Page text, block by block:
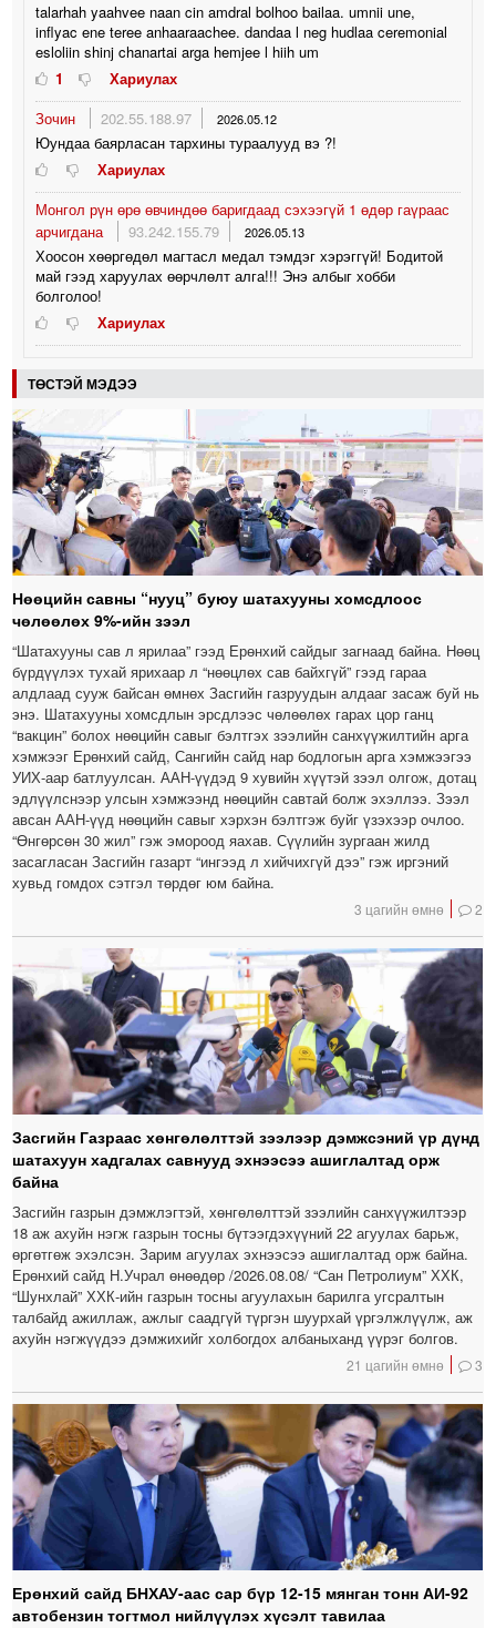
talarhah yaahvee naan cin amdral bolhoo bailaa. umnii une,
inflyac ene teree anhaaraachee. dandaa l neg hudlaa ceremonial
esloliin shinj chanartai arga hemjee l hiih um
1
Хариулах
Зочин
202.55.188.97 2026.05.12
Юундаа баярласан тархины тураалууд вэ ?!
Хариулах
Монгол рүн өрө өвчиндөө баригдаад сэхээгүй 1 өдөр гаүраас
арчигдана
93.242.155.79 2026.05.13
Хоосон хөөргөдөл магтасл медал тэмдэг хэрэггүй! Бодитой
май гээд харуулах өөрчлөлт алга!!! Энэ албыг хобби
болголоо!
Хариулах
ТӨСТЭЙ МЭДЭЭ
Нөөцийн савны “нууц” буюу шатахууны хомсдлоос
чөлөөлөх 9%-ийн зээл
“Шатахууны сав л ярилаа” гээд Ерөнхий сайдыг загнаад байна. Нөөц
бүрдүүлэх тухай ярихаар л “нөөцлөх сав байхгүй” гээд гараа
алдлаад сууж байсан өмнөх Засгийн газруудын алдааг засаж буй нь
энэ. Шатахууны хомсдлын эрсдлээс чөлөөлөх гарах цор ганц
“вакцин” болох нөөцийн савыг бэлтгэх зээлийн санхүүжилтийн арга
хэмжээг Ерөнхий сайд, Сангийн сайд нар бодлогын арга хэмжээгээ
УИХ-аар батлуулсан. ААН-үүдэд 9 хувийн хүүтэй зээл олгож, дотац
эдлүүлснээр улсын хэмжээнд нөөцийн савтай болж эхэллээ. Зээл
авсан ААН-үүд нөөцийн савыг хэрхэн бэлтгэж буйг үзэхээр очлоо.
“Өнгөрсөн 30 жил” гэж эмороод яахав. Сүүлийн зургаан жилд
засагласан Засгийн газарт “ингээд л хийчихгүй дээ” гэж иргэний
хувьд гомдох сэтгэл төрдөг юм байна.
3 цагийн өмнө 2
Засгийн Газраас хөнгөлөлттэй зээлээр дэмжсэний үр дүнд
шатахуун хадгалах савнууд эхнээсээ ашиглалтад орж
байна
Засгийн газрын дэмжлэгтэй, хөнгөлөлттэй зээлийн санхүүжилтээр
18 аж ахуйн нэгж газрын тосны бүтээгдэхүүний 22 агуулах барьж,
өргөтгөж эхэлсэн. Зарим агуулах эхнээсээ ашиглалтад орж байна.
Ерөнхий сайд Н.Учрал өнөөдөр /2026.08.08/ “Сан Петролиум” ХХК,
“Шунхлай” ХХК-ийн газрын тосны агуулахын барилга угсралтын
талбайд ажиллаж, ажлыг саадгүй түргэн шуурхай үргэлжлүүлж, аж
ахуйн нэгжүүдээ дэмжихийг холбогдох албаныханд үүрэг болгов.
21 цагийн өмнө 3
Ерөнхий сайд БНХАУ-аас сар бүр 12-15 мянган тонн АИ-92
автобензин тогтмол нийлүүлэх хүсэлт тавилаа